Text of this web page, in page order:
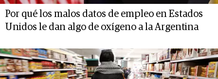
Por qué los malos datos de empleo en Estados
Unidos le dan algo de oxígeno a la Argentina